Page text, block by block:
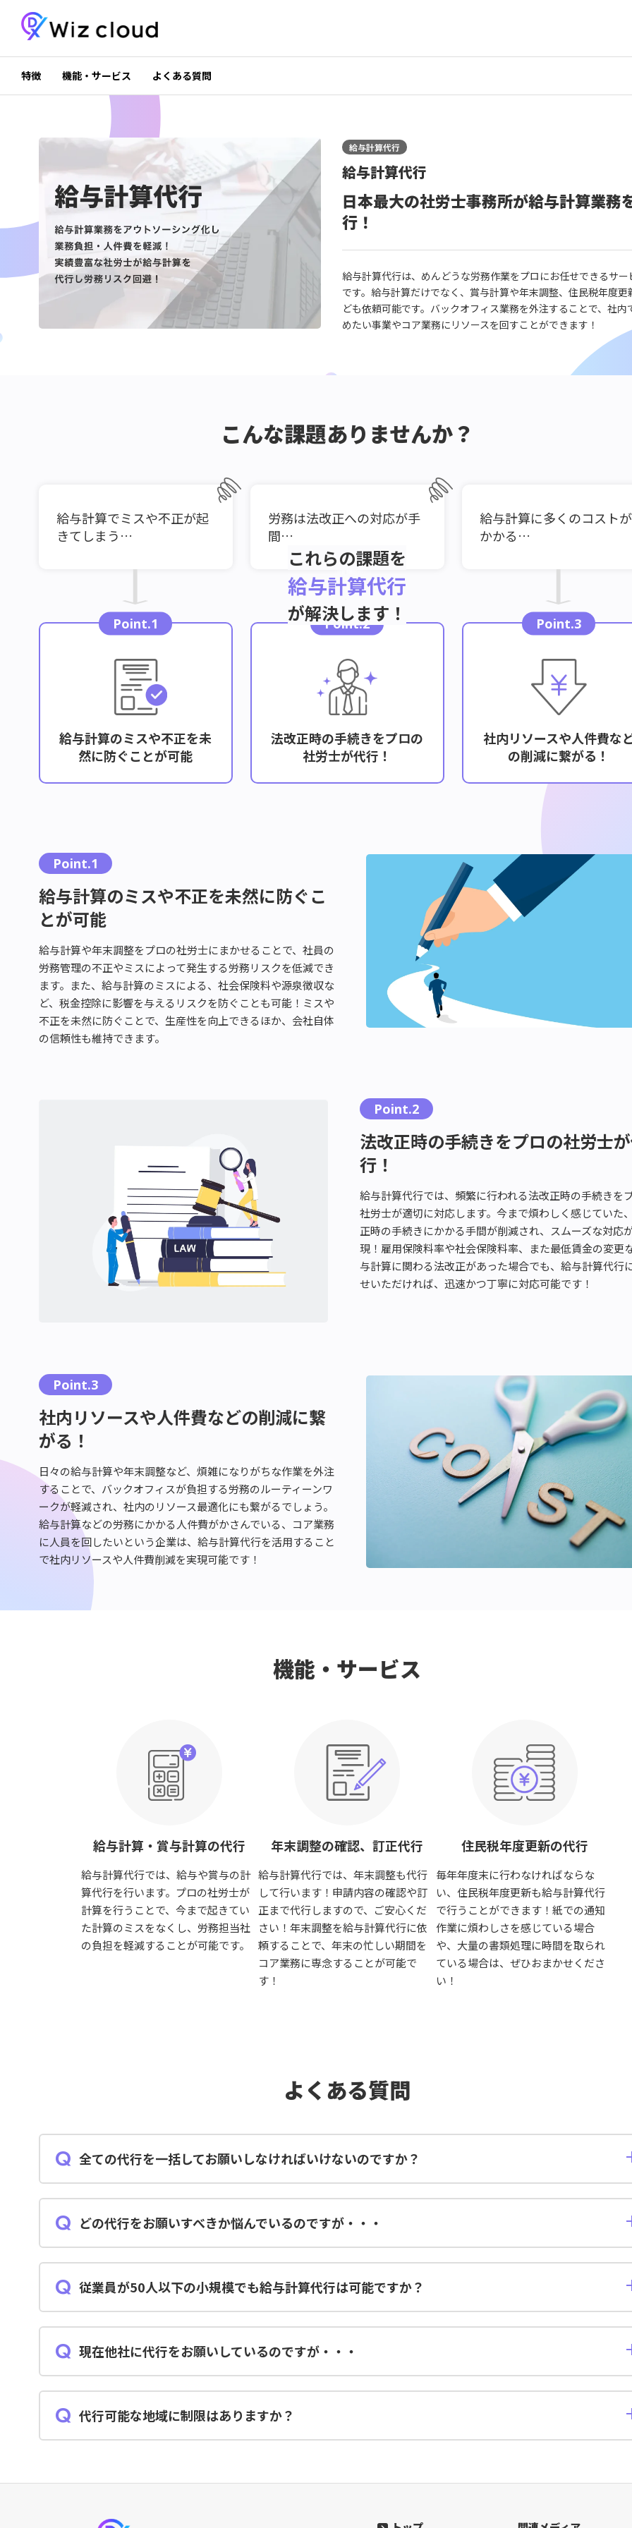
特徴 機能・サービス よくある質問
給与計算代行
給与計算代行
日本最大の社労士事務所が給与計算業務
行！
給与計算代行は、めんどうな労務作業をプロにお任せできるサー
です。給与計算だけでなく、賞与計算や年末調整、住民税年度更
ども依頼可能です。バックオフィス業務を外注することで、社内
めたい事業やコア業務にリソースを回すことができます！
こんな課題ありませんか？
給与計算でミスや不正が起
きてしまう…
Point.1
給与計算のミスや不正を未
然に防ぐことが可能
労務は法改正への対応が手
間…
これらの課題を
給与計算代行
が解決します！
Point.2
法改正時の手続きをプロの
社労士が代行！
給与計算に多くのコストが
かかる…
Point.3
社内リソースや人件費な
の削減に繋がる！
これらの課題を
給与計算代行
が解決します！
Point.1
給与計算のミスや不正を未然に防ぐこ
とが可能
給与計算や年末調整をプロの社労士にまかせることで、社員の
労務管理の不正やミスによって発生する労務リスクを低減でき
ます。また、給与計算のミスによる、社会保険料や源泉徴収な
ど、税金控除に影響を与えるリスクを防ぐことも可能！ミスや
不正を未然に防ぐことで、生産性を向上できるほか、会社自体
の信頼性も維持できます。
Point.2
法改正時の手続きをプロの社労士
行！
給与計算代行では、頻繁に行われる法改正時の手続きを
社労士が適切に対応します。今まで煩わしく感じていた
正時の手続きにかかる手間が削減され、スムーズな対応
現！雇用保険料率や社会保険料率、また最低賃金の変更
与計算に関わる法改正があった場合でも、給与計算代行
せいただければ、迅速かつ丁寧に対応可能です！
Point.3
社内リソースや人件費などの削減に繋
がる！
日々の給与計算や年末調整など、煩雑になりがちな作業を外注
することで、バックオフィスが負担する労務のルーティーンワ
ークが軽減され、社内のリソース最適化にも繋がるでしょう。
給与計算などの労務にかかる人件費がかさんでいる、コア業務
に人員を回したいという企業は、給与計算代行を活用すること
で社内リソースや人件費削減を実現可能です！
機能・サービス
給与計算・賞与計算の代行
給与計算代行では、給与や賞与の計
算代行を行います。プロの社労士が
計算を行うことで、今まで起きてい
た計算のミスをなくし、労務担当社
の負担を軽減することが可能です。
年末調整の確認、訂正代行
給与計算代行では、年末調整も代行
して行います！申請内容の確認や訂
正まで代行しますので、ご安心くだ
さい！年末調整を給与計算代行に依
頼することで、年末の忙しい期間を
コア業務に専念することが可能で
す！
住民税年度更新の代行
毎年年度末に行わなければならな
い、住民税年度更新も給与計算代行
で行うことができます！紙での通知
作業に煩わしさを感じている場合
や、大量の書類処理に時間を取られ
ている場合は、ぜひおまかせくださ
い！
よくある質問
全ての代行を一括してお願いしなければいけないのですか？
どの代行をお願いすべきか悩んでいるのですが・・・
従業員が50人以下の小規模でも給与計算代行は可能ですか？
現在他社に代行をお願いしているのですが・・・
代行可能な地域に制限はありますか？